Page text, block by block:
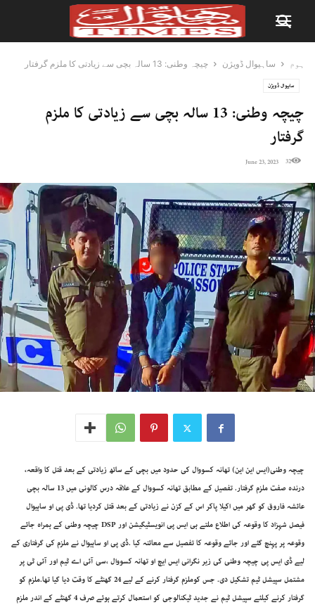
ہوم ساہیوال ڈویژن چیچہ وطنی: 13 سالہ بچی سے زیادتی کا ملزم گرفتار
ساہیوال ڈویژن
چیچہ وطنی: 13 سالہ بچی سے زیادتی کا ملزم
گرفتار
June 23, 2023 32
چیچہ وطنی(ایس این این) تھانہ کسووال کی حدود میں بچی کے ساتھ زیادتی کے بعد قتل کا واقعہ،
درندہ صفت ملزم گرفتار. تفصیل کے مطابق تھانہ کسووال کے علاقہ درس کالونی میں 13 سالہ بچی
عائشہ فاروق کو گھر میں اکیلا پاکر اس کے کزن نے زیادتی کے بعد قتل کردیا تھا. ڈی پی او ساہیوال
فیصل شہزاد کا وقوعہ کی اطلاع ملتے ہی ایس پی انویسٹیگیشن اور DSP چیچہ وطنی کے ہمراہ جائے
وقوعہ پر پہنچ گئے اور جائے وقوعہ کا تفصیل سے معائنہ کیا .ڈی پی او ساہیوال نے ملزم کی گرفتاری کے
لیے ڈی ایس پی چیچہ وطنی کی زیر نگرانی ایس ایچ او تھانہ کسووال ،سی آئی اے ٹیم اور آئی ٹی پر
مشتمل سپیشل ٹیم تشکیل دی. جس کوملزم گرفتار کرنے کے لیے 24 گھنٹے کا وقت دیا گیا تھا.ملزم کو
گرفتار کرنے کیلئے سپیشل ٹیم نے جدید ٹیکنالوجی کو استعمال کرتے ہوئے صرف 4 گھنٹے کے اندر ملزم